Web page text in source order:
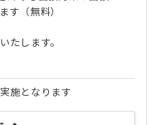
す（無料）
たします。
施となります